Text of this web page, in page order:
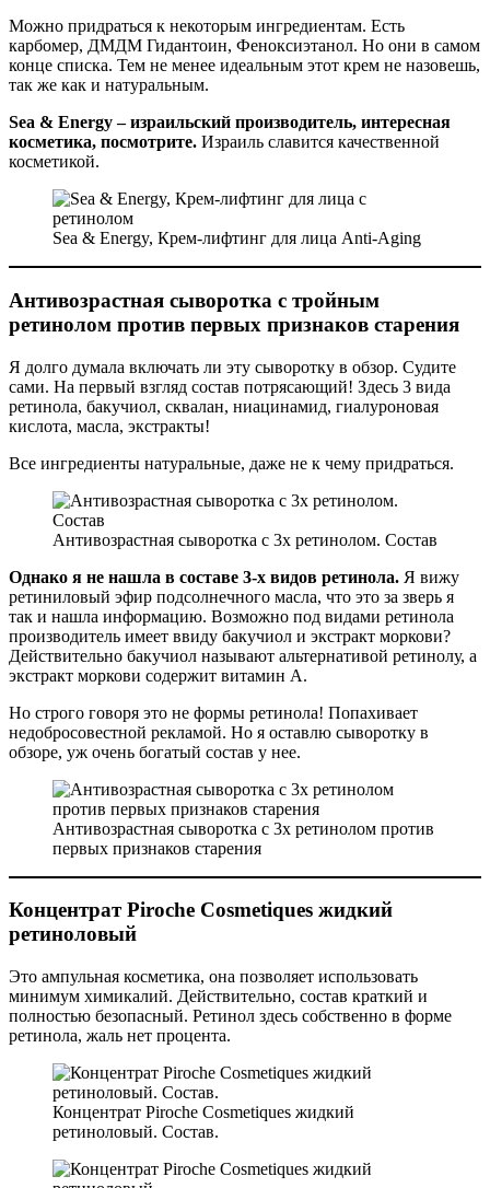
Можно придраться к некоторым ингредиентам. Есть
карбомер, ДМДМ Гидантоин, Феноксиэтанол. Но они в самом
конце списка. Тем не менее идеальным этот крем не назовешь,
так же как и натуральным.
Sea & Energy – израильский производитель, интересная
косметика, посмотрите. Израиль славится качественной
косметикой.
Sea & Energy, Крем-лифтинг для лица Anti-Aging
Антивозрастная сыворотка с тройным
ретинолом против первых признаков старения
Я долго думала включать ли эту сыворотку в обзор. Судите
сами. На первый взгляд состав потрясающий! Здесь 3 вида
ретинола, бакучиол, сквалан, ниацинамид, гиалуроновая
кислота, масла, экстракты!
Все ингредиенты натуральные, даже не к чему придраться.
Антивозрастная сыворотка с 3х ретинолом. Состав
Однако я не нашла в составе 3-х видов ретинола. Я вижу
ретиниловый эфир подсолнечного масла, что это за зверь я
так и нашла информацию. Возможно под видами ретинола
производитель имеет ввиду бакучиол и экстракт моркови?
Действительно бакучиол называют альтернативой ретинолу, а
экстракт моркови содержит витамин А.
Но строго говоря это не формы ретинола! Попахивает
недобросовестной рекламой. Но я оставлю сыворотку в
обзоре, уж очень богатый состав у нее.
Антивозрастная сыворотка с 3х ретинолом против
первых признаков старения
Концентрат Piroche Cosmetiques жидкий
ретиноловый
Это ампульная косметика, она позволяет использовать
минимум химикалий. Действительно, состав краткий и
полностью безопасный. Ретинол здесь собственно в форме
ретинола, жаль нет процента.
Концентрат Piroche Cosmetiques жидкий
ретиноловый. Состав.